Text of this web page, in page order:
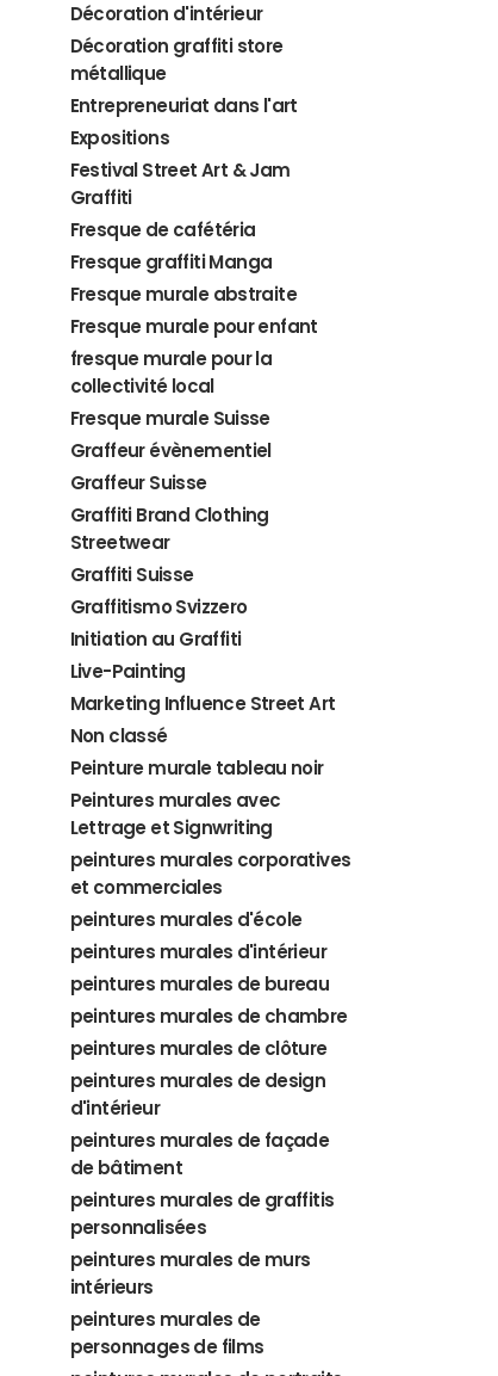
Décoration d'intérieur
Décoration graffiti store
métallique
Entrepreneuriat dans l'art
Expositions
Festival Street Art & Jam
Graffiti
Fresque de cafétéria
Fresque graffiti Manga
Fresque murale abstraite
Fresque murale pour enfant
fresque murale pour la
collectivité local
Fresque murale Suisse
Graffeur évènementiel
Graffeur Suisse
Graffiti Brand Clothing
Streetwear
Graffiti Suisse
Graffitismo Svizzero
Initiation au Graffiti
Live-Painting
Marketing Influence Street Art
Non classé
Peinture murale tableau noir
Peintures murales avec
Lettrage et Signwriting
peintures murales corporatives
et commerciales
peintures murales d'école
peintures murales d'intérieur
peintures murales de bureau
peintures murales de chambre
peintures murales de clôture
peintures murales de design
d'intérieur
peintures murales de façade
de bâtiment
peintures murales de graffitis
personnalisées
peintures murales de murs
intérieurs
peintures murales de
personnages de films